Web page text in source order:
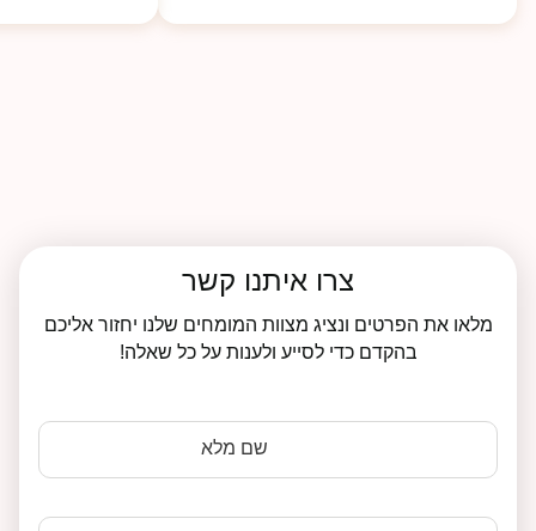
צרו איתנו קשר
מלאו את הפרטים ונציג מצוות המומחים שלנו יחזור אליכם
בהקדם כדי לסייע ולענות על כל שאלה!
שם מלא